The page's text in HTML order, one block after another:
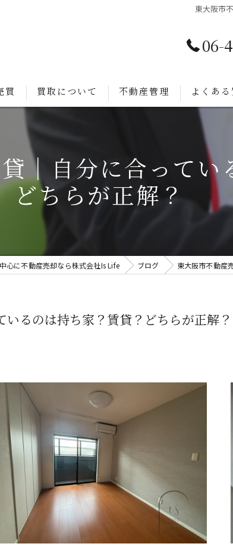
東大阪市
06-
買 買取について 不動産管理 よくあ
｜自分に合って
どちらが正解？
心に不動産売却なら株式会社Is Life ブログ 東大阪市不動産
るのは持ち家？賃貸？どちらが正解？